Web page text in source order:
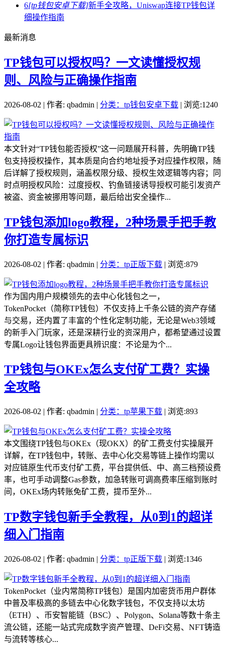
6[tp钱包安卓下载]新手全攻略，Uniswap连接TP钱包详
细操作指南
最新消息
TP钱包可以授权吗？一文读懂授权规
则、风险与正确操作指南
2026-08-02 | 作者: qbadmin | 分类：tp钱包安卓下载 | 浏览:1240
本文针对“TP钱包能否授权”这一问题展开科普，先明确TP钱
包支持授权操作，其本质是向合约地址授予对应操作权限，随
后详解了授权规则，涵盖权限分级、授权生效逻辑等内容；同
时点明授权风险：过度授权、钓鱼链接诱导授权可能引发资产
被盗、资金被挪用等问题，最后给出安全操作...
TP钱包添加logo教程，2种场景手把手教
你打造专属标识
2026-08-02 | 作者: qbadmin | 分类：tp正版下载 | 浏览:879
作为国内用户规模领先的去中心化钱包之一，
TokenPocket（简称TP钱包）不仅支持上千条公链的资产存储
与交易，还内置了丰富的个性化定制功能，无论是Web3领域
的新手入门玩家，还是深耕行业的资深用户，都希望通过设置
专属Logo让钱包界面更具辨识度：不论是为个...
TP钱包与OKEx怎么支付矿工费？实操
全攻略
2026-08-02 | 作者: qbadmin | 分类：tp苹果下载 | 浏览:893
本文围绕TP钱包与OKEx（现OKX）的矿工费支付实操展开
详解，在TP钱包中，转账、去中心化交易等链上操作均需以
对应链原生代币支付矿工费，平台提供低、中、高三档预设费
率，也可手动调整Gas参数，加急转账可调高费率压缩到账时
间，OKEx场内转账免矿工费，提币至外...
TP数字钱包新手全教程，从0到1的超详
细入门指南
2026-08-02 | 作者: qbadmin | 分类：tp正版下载 | 浏览:1346
TokenPocket（业内常简称TP钱包）是国内加密货币用户群体
中普及率极高的多链去中心化数字钱包，不仅支持以太坊
（ETH）、币安智能链（BSC）、Polygon、Solana等数十条主
流公链，还能一站式完成数字资产管理、DeFi交易、NFT铸造
与流转等核心...